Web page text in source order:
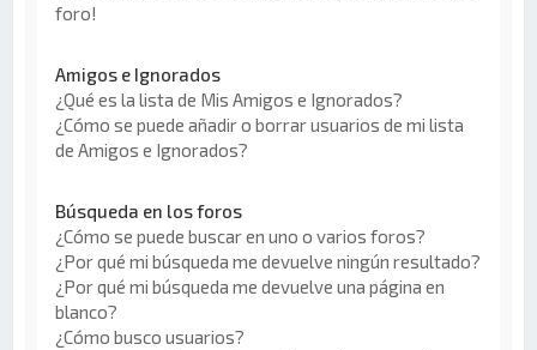
foro!
Amigos e Ignorados
¿Qué es la lista de Mis Amigos e Ignorados?
¿Cómo se puede añadir o borrar usuarios de mi lista
de Amigos e Ignorados?
Búsqueda en los foros
¿Cómo se puede buscar en uno o varios foros?
¿Por qué mi búsqueda me devuelve ningún resultado?
¿Por qué mi búsqueda me devuelve una página en
blanco?
¿Cómo busco usuarios?